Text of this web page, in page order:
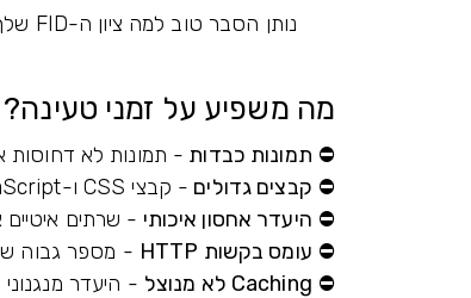
נותן הסבר טוב למה ציון ה-FID שלך עלול להיות גבוה.
מה משפיע על זמני טעינה?
⛔ תמונות כבדות - תמונות לא דחוסות
⛔ קבצים גדולים - קבצי CSS ו-JavaScript שאינם דחוסים
⛔ היעדר אחסון איכותי - שרתים
⛔ עומס בקשות HTTP
- מספר גבוה
⛔ Caching לא מנוצל - היעדר